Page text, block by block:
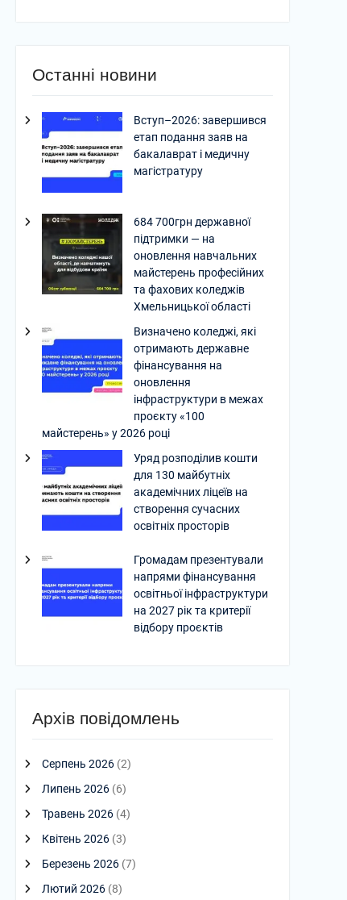
Останні новини
Вступ–2026: завершився
етап подання заяв на
бакалаврат і медичну
магістратуру
684 700грн державної
підтримки — на
оновлення навчальних
майстерень професійних
та фахових коледжів
Хмельницької області
Визначено коледжі, які
отримають державне
фінансування на
оновлення
інфраструктури в межах
проєкту «100
майстерень» у 2026 році
Уряд розподілив кошти
для 130 майбутніх
академічних ліцеїв на
створення сучасних
освітніх просторів
Громадам презентували
напрями фінансування
освітньої інфраструктури
на 2027 рік та критерії
відбору проєктів
Архів повідомлень
Серпень 2026 (2)
Липень 2026 (6)
Травень 2026 (4)
Квітень 2026 (3)
Березень 2026 (7)
Лютий 2026 (8)